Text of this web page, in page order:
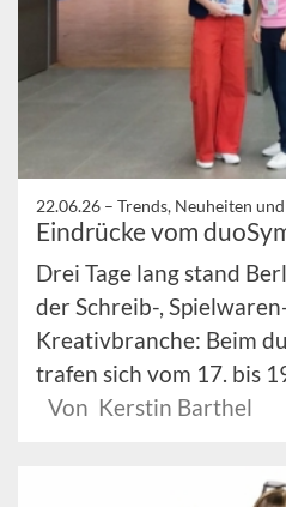
22.06.26 – Trends, Neuheiten
Eindrücke vom
Drei Tage lang stand
der Schreib-,
Kreativbranche: Beim
trafen sich vom 17. bis
Von Kerstin Barthel